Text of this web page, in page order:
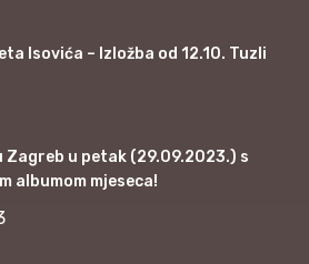
Isovića – Izložba od 12.10. Tuzli
Zagreb u petak (29.09.2023.) s
albumom mjeseca!